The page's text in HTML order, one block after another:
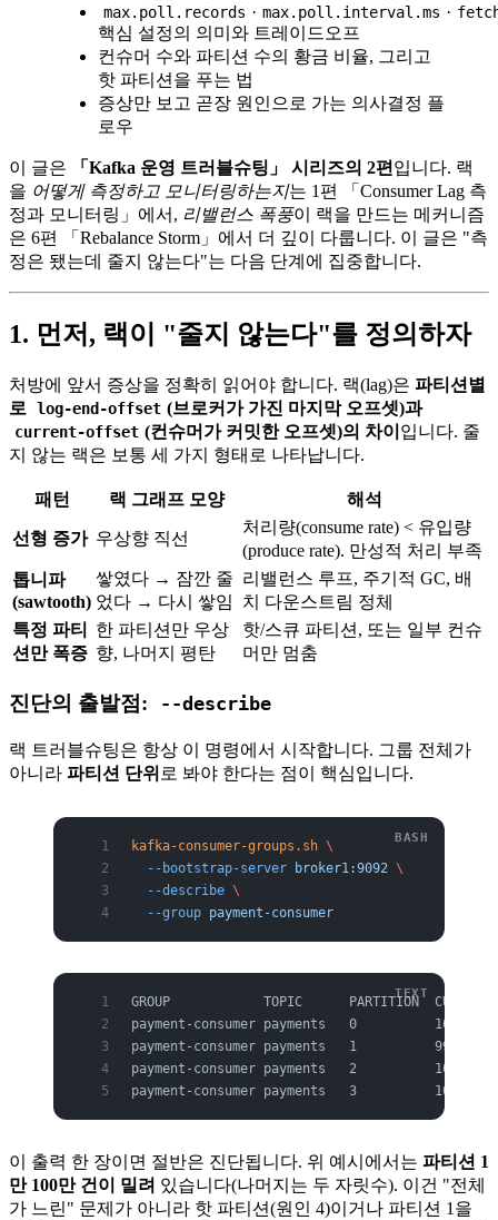
max.poll.records · max.poll.interval.ms ·
핵심 설정의 의미와 트레이드오프
컨슈머 수와 파티션 수의 황금 비율, 그리고
핫 파티션을 푸는 법
증상만 보고 곧장 원인으로 가는 의사결정 플
로우
이 글은 「Kafka 운영 트러블슈팅」 시리즈의 2편 입니다. 랙
을 어떻게 측정하고 모니터링하는지는 1편 「Consumer Lag 측
정과 모니터링」에서, 리밸런스 폭풍이 랙을 만드는 메커니즘
은 6편 「Rebalance Storm」에서 더 깊이 다룹니다. 이 글은 "측
정은 됐는데 줄지 않는다"는 다음 단계에 집중합니다.
1. 먼저, 랙이 "줄지 않는다"를 정의하자
처방에 앞서 증상을 정확히 읽어야 합니다. 랙(lag)은 파티션별
로
log-end-offset (브로커가 가진 마지막 오프셋)과
current-offset (컨슈머가 커밋한 오프셋)의 차이 입니다. 줄
지 않는 랙은 보통 세 가지 형태로 나타납니다.
패턴 랙 그래프 모양 해석
선형 증가 우상향 직선
처리량(consume rate) < 유입량
(produce rate). 만성적 처리 부족
톱니파
(sawtooth)
쌓였다 → 잠깐 줄
었다 → 다시 쌓임
리밸런스 루프, 주기적 GC, 배
치 다운스트림 정체
특정 파티
션만 폭증
한 파티션만 우상
향, 나머지 평탄
핫/스큐 파티션, 또는 일부 컨슈
머만 멈춤
진단의 출발점: --describe
랙 트러블슈팅은 항상 이 명령에서 시작합니다. 그룹 전체가
아니라 파티션 단위 로 봐야 한다는 점이 핵심입니다.
kafka-consumer-groups.sh \
  --bootstrap-server
broker1:9092 \
  --describe
\
  --group
payment-consumer
GROUP            TOPIC      PARTITION
payment-consumer payments   0
payment-consumer payments   1
payment-consumer payments   2
payment-consumer payments   3
이 출력 한 장이면 절반은 진단됩니다. 위 예시에서는 파티션 1
만 100만 건이 밀려 있습니다(나머지는 두 자릿수). 이건 "전체
가 느린" 문제가 아니라 핫 파티션(원인 4)이거나 파티션 1을